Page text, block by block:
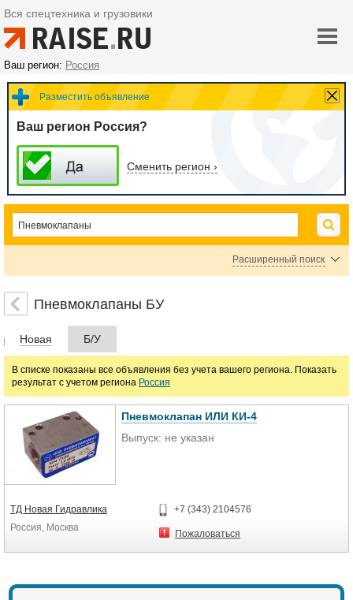
Вся спецтехника и грузовики
Ваш регион: Россия
Разместить объявление
Ваш регион Россия?
Сменить регион ›
Расширенный поиск
руб.
Год выпуска
От До
Пневмоклапаны БУ
Новая Б/У
В списке показаны все объявления без учета вашего региона. Показать
результат с учетом региона Россия
Пневмоклапан ИЛИ КИ-4
Выпуск: не указан
ТД Новая Гидравлика
Россия, Москва
+7 (343) 2104576
Пожаловаться